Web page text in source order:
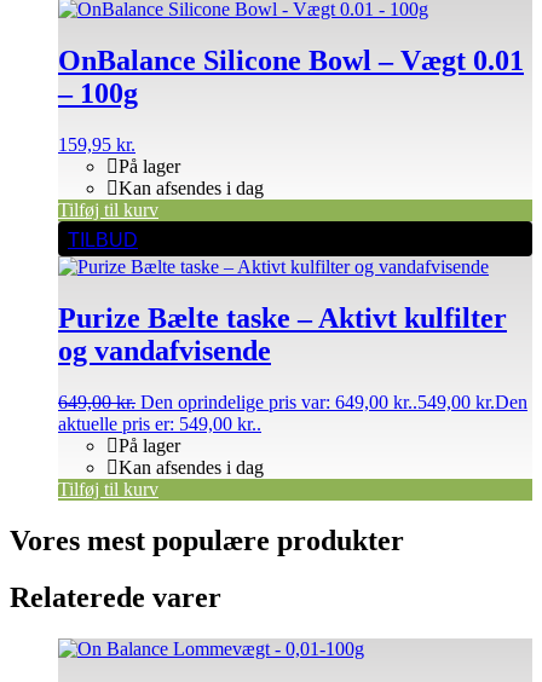
OnBalance Silicone Bowl – Vægt 0.01
– 100g
159,95 kr.
På lager
Kan afsendes i dag
Tilføj til kurv
TILBUD
Purize Bælte taske – Aktivt kulfilter
og vandafvisende
649,00kr. Den oprindelige pris var: 649,00 kr..549,00 kr.Den
aktuelle pris er: 549,00 kr..
På lager
Kan afsendes i dag
Tilføj til kurv
Vores mest populære produkter
Relaterede varer